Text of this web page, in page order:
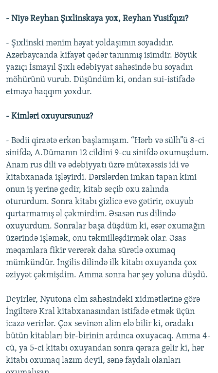
- Niyə Reyhan Şıxlinskaya yox, Reyhan Yusifqızı?
- Şıxlinski mənim həyat yoldaşımın soyadıdır.
Azərbaycanda kifayət qədər tanınmış isimdir. Böyük
yazıçı İsmayıl Şıxlı ədəbiyyat sahəsində bu soyadın
möhürünü vurub. Düşündüm ki, ondan sui-istifadə
etməyə haqqım yoxdur.
- Kimləri oxuyursunuz?
- Bədii qiraətə erkən başlamışam. “Hərb və sülh”ü 8-ci
sinifdə, A.Dümanın 12 cildini 9-cu sinifdə oxumuşdum.
Anam rus dili və ədəbiyyatı üzrə mütəxəssis idi və
kitabxanada işləyirdi. Dərslərdən imkan tapan kimi
onun iş yerinə gedir, kitab seçib oxu zalında
otururdum. Sonra kitabı gizlicə evə gətirir, oxuyub
qurtarmamış əl çəkmirdim. Əsasən rus dilində
oxuyurdum. Sonralar başa düşdüm ki, əsər oxumağın
üzərində işləmək, onu təkmilləşdirmək olar. Əsas
məqamlara fikir verərək daha sürətlə oxumaq
mümkündür. İngilis dilində ilk kitabı oxuyanda çox
əziyyət çəkmişdim. Amma sonra hər şey yoluna düşdü.
Deyirlər, Nyutona elm sahəsindəki xidmətlərinə görə
İngiltərə Kral kitabxanasından istifadə etmək üçün
icazə verirlər. Çox sevinən alim elə bilir ki, oradakı
bütün kitabları bir-birinin ardınca oxuyacaq. Amma 4-
cü, ya 5-ci kitabı oxuyandan sonra qərara gəlir ki, hər
kitabı oxumaq lazım deyil, sənə faydalı olanları